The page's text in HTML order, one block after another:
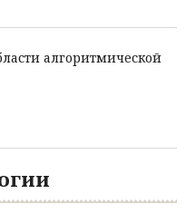
алгоритмической